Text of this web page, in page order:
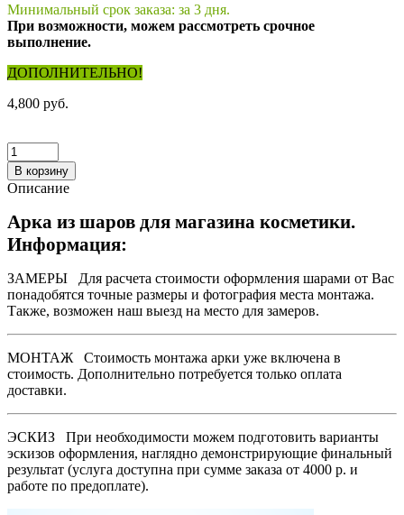
Минимальный срок заказа: за 3 дня.
При возможности, можем рассмотреть срочное
выполнение.
ДОПОЛНИТЕЛЬНО!
4,800 руб.
В корзину
Описание
Арка из шаров для магазина косметики.
Информация:
ЗАМЕРЫ Для расчета стоимости оформления шарами от Вас
понадобятся точные размеры и фотография места монтажа.
Также, возможен наш выезд на место для замеров.
МОНТАЖ Стоимость монтажа арки уже включена в
стоимость. Дополнительно потребуется только оплата
доставки.
ЭСКИЗ При необходимости можем подготовить варианты
эскизов оформления, наглядно демонстрирующие финальный
результат (услуга доступна при сумме заказа от 4000 р. и
работе по предоплате).